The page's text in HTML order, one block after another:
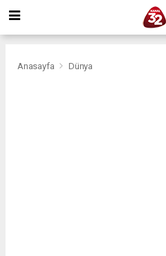
Anasayfa Dünya